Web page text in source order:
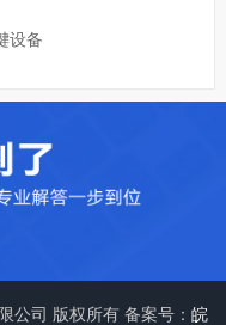
设备
公司 版权所有 备案号： 皖